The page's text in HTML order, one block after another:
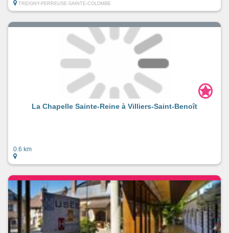
TREIGNY-PERREUSE-SAINTE-COLOMBE
La Chapelle Sainte-Reine à Villiers-Saint-Benoît
0.6 km